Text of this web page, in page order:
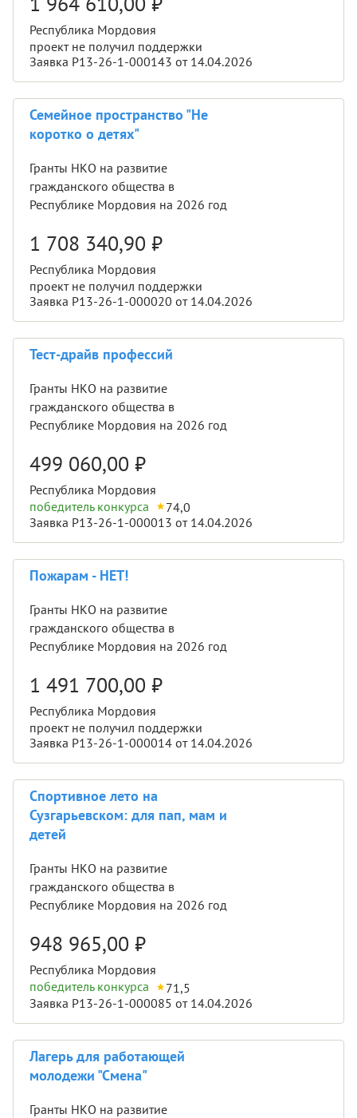
Республика Мордовия
проект не получил поддержки
Заявка Р13-26-1-000143 от 14.04.2026
Семейное пространство "Не
коротко о детях"
Гранты НКО на развитие
гражданского общества в
Республике Мордовия на 2026 год
1 708 340,90 ₽
Республика Мордовия
проект не получил поддержки
Заявка Р13-26-1-000020 от 14.04.2026
Тест-драйв профессий
Гранты НКО на развитие
гражданского общества в
Республике Мордовия на 2026 год
499 060,00 ₽
Республика Мордовия
победитель конкурса
74,0
Заявка Р13-26-1-000013 от 14.04.2026
Пожарам - НЕТ!
Гранты НКО на развитие
гражданского общества в
Республике Мордовия на 2026 год
1 491 700,00 ₽
Республика Мордовия
проект не получил поддержки
Заявка Р13-26-1-000014 от 14.04.2026
Спортивное лето на
Сузгарьевском: для пап, мам и
детей
Гранты НКО на развитие
гражданского общества в
Республике Мордовия на 2026 год
948 965,00 ₽
Республика Мордовия
победитель конкурса
71,5
Заявка Р13-26-1-000085 от 14.04.2026
Лагерь для работающей
молодежи "Смена"
Гранты НКО на развитие